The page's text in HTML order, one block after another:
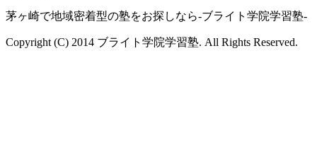
茅ヶ崎で地域密着型の塾をお探しなら-ブライト学院学習塾-
Copyright (C) 2014 ブライト学院学習塾. All Rights Reserved.